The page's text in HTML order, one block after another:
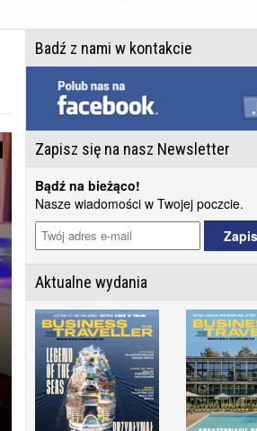
Badź z nami w kontakcie
Zapisz się na nasz Newsletter
Bądź na bieżąco!
Nasze wiadomości w Twojej poczcie.
Aktualne wydania